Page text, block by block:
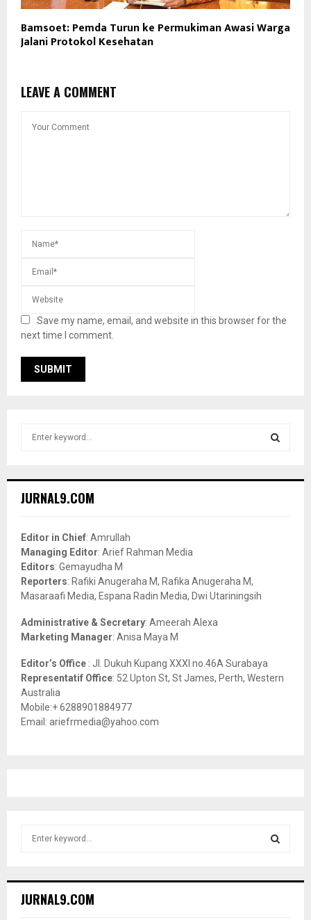
Bamsoet: Pemda Turun ke Permukiman Awasi Warga
Jalani Protokol Kesehatan
LEAVE A COMMENT
Save my name, email, and website in this browser for the
next time I comment.
h
o
r
:
JURNAL9.COM
Editor in Chief: Amrullah
Managing Editor: Arief Rahman Media
Editors: Gemayudha M
Reporters: Rafiki Anugeraha M, Rafika Anugeraha M,
Masaraafi Media, Espana Radin Media, Dwi Utariningsih
Administrative & Secretary: Ameerah Alexa
Marketing Manager: Anisa Maya M
Editor’s Office : Jl. Dukuh Kupang XXXI no.46A Surabaya
Representatif Office: 52 Upton St, St James, Perth, Western
Australia
Mobile:+ 6288901884977
Email: ariefrmedia@yahoo.com
h
JURNAL9.COM